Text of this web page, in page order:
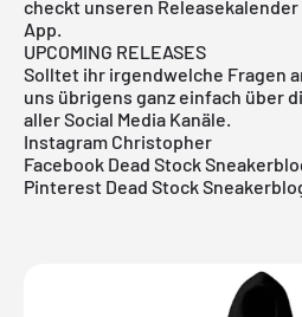
checkt unseren
App.
UPCOMING RELEASES
Solltet ihr irgendwelche Fragen
uns übrigens ganz einfach über
aller Social Media Kanäle.
Instagram Christopher
Facebook Dead Stock
Pinterest Dead Stock